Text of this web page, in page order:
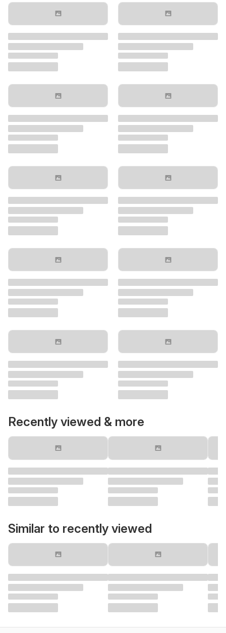
Recently viewed & more
Similar to recently viewed